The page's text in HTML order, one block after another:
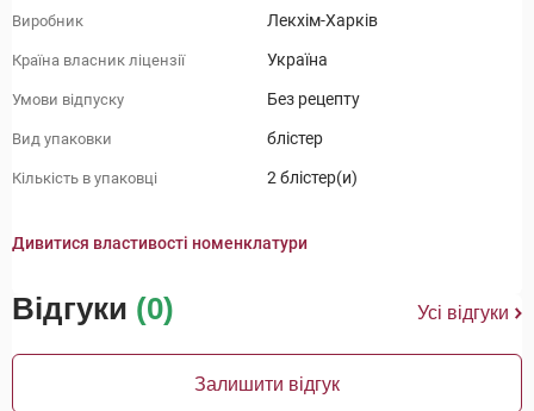
Виробник Лекхім-Харків
Країна власник ліцензії Україна
Умови відпуску Без рецепту
Вид упаковки блістер
Кількість в упаковці 2 блістер(и)
Дивитися властивості номенклатури
Відгуки (0) Усі відгуки
Залишити відгук